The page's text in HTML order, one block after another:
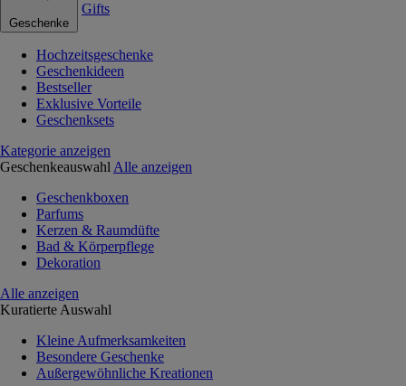
Geschenke
Gifts
Hochzeitsgeschenke
Geschenkideen
Bestseller
Exklusive Vorteile
Geschenksets
Kategorie anzeigen
Geschenkeauswahl Alle anzeigen
Geschenkboxen
Parfums
Kerzen & Raumdüfte
Bad & Körperpflege
Dekoration
Alle anzeigen
Kuratierte Auswahl
Kleine Aufmerksamkeiten
Besondere Geschenke
Außergewöhnliche Kreationen